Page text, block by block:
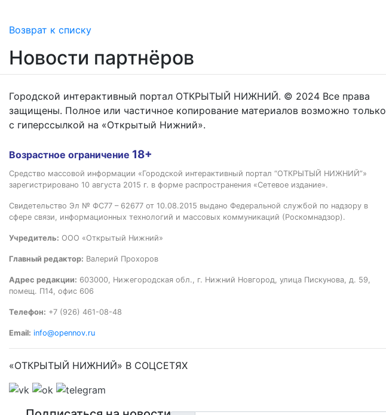
Возврат к списку
Новости партнёров
Городской интерактивный портал ОТКРЫТЫЙ НИЖНИЙ. © 2024 Все права
защищены. Полное или частичное копирование материалов возможно только
с гиперссылкой на «Открытый Нижний».
Возрастное ограничение 18+
Средство массовой информации «Городской интерактивный портал “ОТКРЫТЫЙ НИЖНИЙ”»
зарегистрировано 10 августа 2015 г. в форме распространения «Сетевое издание».
Свидетельство Эл № ФС77 – 62677 от 10.08.2015 выдано Федеральной службой по надзору в
сфере связи, информационных технологий и массовых коммуникаций (Роскомнадзор).
Учредитель: ООО «Открытый Нижний»
Главный редактор: Валерий Прохоров
Адрес редакции: 603000, Нижегородская обл., г. Нижний Новгород, улица Пискунова, д. 59,
помещ. П14, офис 606
Телефон: +7 (926) 461-08-48
Email: info@opennov.ru
«ОТКРЫТЫЙ НИЖНИЙ» В СОЦСЕТЯХ